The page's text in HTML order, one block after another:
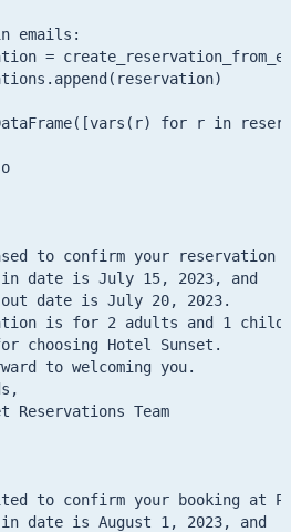
emails:
=
for r in
to confirm your reservation
date is July 15, 2023, and
date is July 20, 2023.
is for 2 adults and 1
choosing Hotel Sunset.
to welcoming you.
Reservations Team
to confirm your booking at
date is August 1, 2023, and